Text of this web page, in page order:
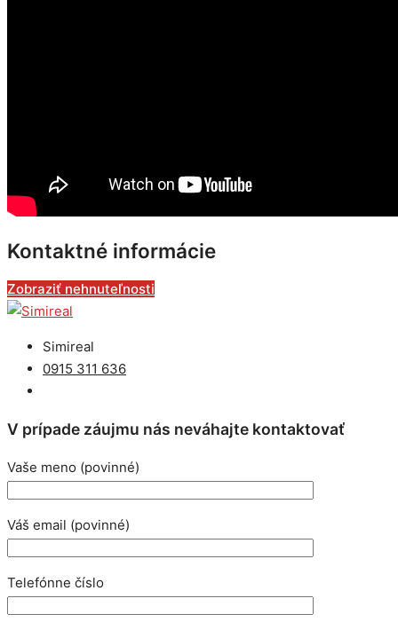
Kontaktné informácie
Zobraziť nehnuteľnosti
Simireal
0915 311 636
V prípade záujmu nás neváhajte kontaktovať
Vaše meno (povinné)
Váš email (povinné)
Telefónne číslo